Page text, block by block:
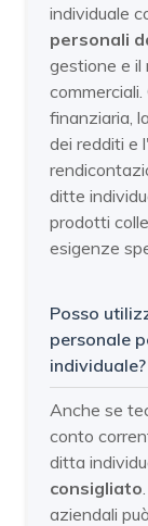
individuale
personali
gestione e il
finanziaria,
dei redditi e
ditte
prodotti
esigenze
Posso
personale
individuale?
Anche se
conto
ditta
consigliato
aziendali